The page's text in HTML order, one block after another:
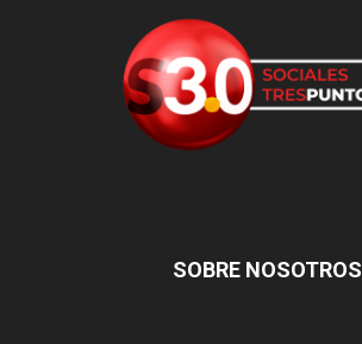
SOBRE NOSOTROS